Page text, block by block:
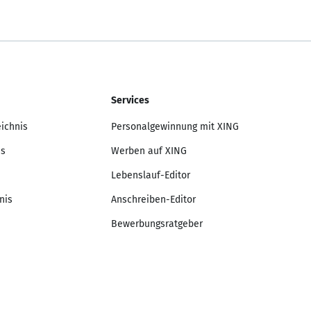
Services
Personalgewinnung mit XING
Werben auf XING
Lebenslauf-Editor
Anschreiben-Editor
Bewerbungsratgeber